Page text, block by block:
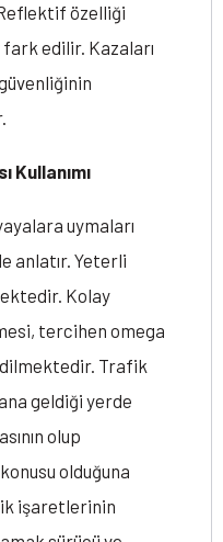
özelliği
edilir. Kazaları
Kullanımı
uymaları
anlatır. Yeterli
Kolay
tercihen omega
Trafik
geldiği yerde
olup
olduğuna
işaretlerinin